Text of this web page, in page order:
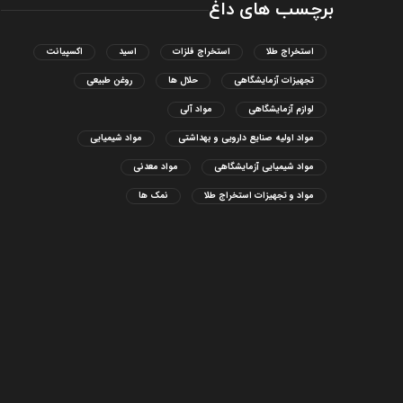
برچسب های داغ
استخراج طلا استخراج فلزات اسید اکسپیانت
تجهیزات آزمایشگاهی حلال ها روغن طبیعی
لوازم آزمایشگاهی مواد آلی
مواد اولیه صنایع دارویی و بهداشتی مواد شیمیایی
مواد شیمیایی آزمایشگاهی مواد معدنی
مواد و تجهیزات استخراج طلا نمک ها